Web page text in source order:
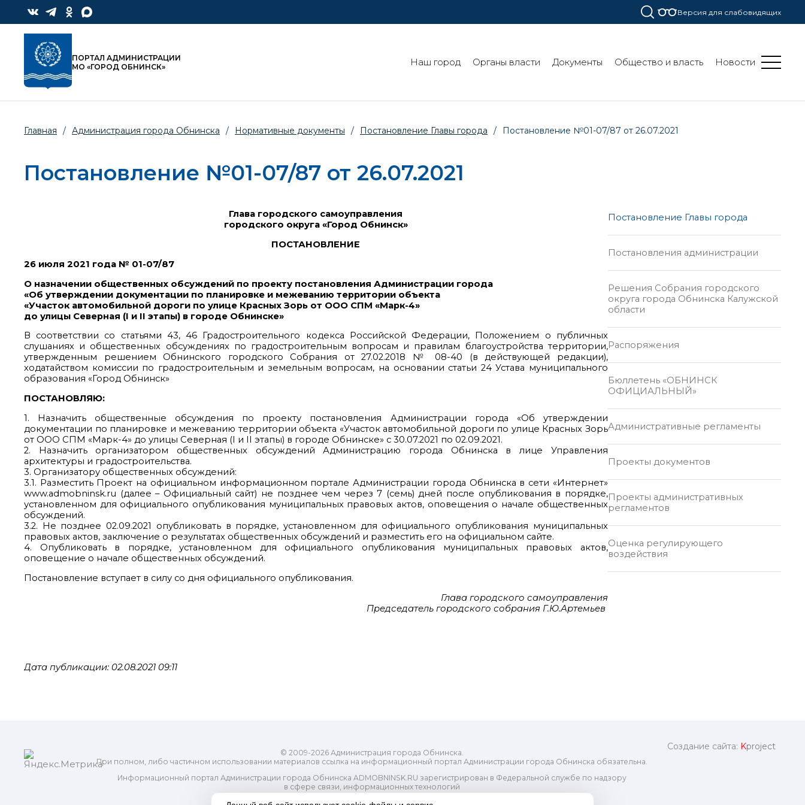
Версия для слабовидящих
ПОРТАЛ АДМИНИСТРАЦИИ
МО «ГОРОД ОБНИНСК»
Наш город Органы власти Документы Общество и власть Новости
Главная / Администрация города Обнинска / Нормативные документы / Постановление Главы города / Постановление №01-07/87 от 26.07.2021
Постановление №01-07/87 от 26.07.2021
Глава городского самоуправления
городского округа «Город Обнинск»
ПОСТАНОВЛЕНИЕ
26 июля 2021 года № 01-07/87
О назначении общественных обсуждений по проекту постановления Администрации города
«Об утверждении документации по планировке и межеванию территории объекта
«Участок автомобильной дороги по улице Красных Зорь от ООО СПМ «Марк-4»
до улицы Северная (I и II этапы) в городе Обнинске»
В соответствии со статьями 43, 46 Градостроительного кодекса Российской Федерации, Положением о публичных
слушаниях и общественных обсуждениях по градостроительным вопросам и правилам благоустройства территории,
утвержденным решением Обнинского городского Собрания от 27.02.2018 № 08-40 (в действующей редакции),
ходатайством комиссии по градостроительным и земельным вопросам, на основании статьи 24 Устава муниципального
образования «Город Обнинск»
ПОСТАНОВЛЯЮ:
1. Назначить общественные обсуждения по проекту постановления Администрации города «Об утверждении
документации по планировке и межеванию территории объекта «Участок автомобильной дороги по улице Красных Зорь
от ООО СПМ «Марк-4» до улицы Северная (I и II этапы) в городе Обнинске» с 30.07.2021 по 02.09.2021.
2. Назначить организатором общественных обсуждений Администрацию города Обнинска в лице Управления
архитектуры и градостроительства.
3. Организатору общественных обсуждений:
3.1. Разместить Проект на официальном информационном портале Администрации города Обнинска в сети «Интернет»
www.admobninsk.ru (далее – Официальный сайт) не позднее чем через 7 (семь) дней после опубликования в порядке,
установленном для официального опубликования муниципальных правовых актов, оповещения о начале общественных
обсуждений.
3.2. Не позднее 02.09.2021 опубликовать в порядке, установленном для официального опубликования муниципальных
правовых актов, заключение о результатах общественных обсуждений и разместить его на официальном сайте.
4. Опубликовать в порядке, установленном для официального опубликования муниципальных правовых актов,
оповещение о начале общественных обсуждений.
Постановление вступает в силу со дня официального опубликования.
Глава городского самоуправления
Председатель городского собрания Г.Ю.Артемьев
Дата публикации: 02.08.2021 09:11
Постановление Главы города
Постановления администрации
Решения Собрания городского
округа города Обнинска Калужской
области
Распоряжения
Бюллетень «ОБНИНСК
ОФИЦИАЛЬНЫЙ»
Административные регламенты
Проекты документов
Проекты административных
регламентов
Оценка регулирующего
воздействия
© 2009-2026 Администрация города Обнинска.
При полном, либо частичном использовании материалов ссылка на информационный портал Администрации города Обнинска обязательна.
Информационный портал Администрации города Обнинска ADMOBNINSK.RU зарегистрирован в Федеральной службе по надзору
в сфере связи, информационных технологий
Создание сайта: Kproject